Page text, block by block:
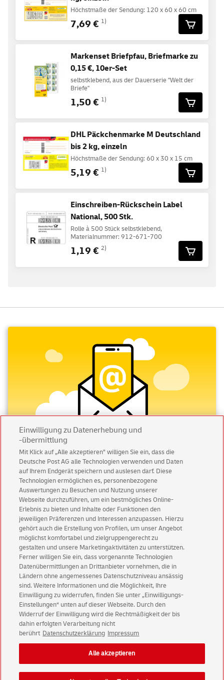
Höchstmaße der Sendung: 120 x 60 x 60 cm
7,69 € 1)
Markenset Briefpfau, Briefmarke zu
0,15 €, 10er-Set
selbstklebend, aus der Dauerserie "Welt der
Briefe"
1,50 € 1)
DHL Päckchenmarke M Deutschland
bis 2 kg, einzeln
Höchstmaße der Sendung: 60 x 30 x 15 cm
5,19 € 1)
Einschreiben-Rückschein Label
National, 500 Stk.
Rolle à 500 Stück selbstklebend,
Materialnummer: 912-671-700
1,19 € 2)
Abonnieren Sie unseren Newsletter
Immer informiert über exklusive Angebote und
Aktionen - jetzt mit Vorteil
Privatkundensichern sich einen5 € Gutschein
für POSTSCAN!
Geschäftskundenerhalten einen5 € Gutschein
für Briefmarke individuell!
Zur Newsletter-Anmeldung
© Sat Aug 08 01:16:31 CEST 2026 Deutsche Post AG
Impressum
Datenschutz
Einwilligungs-Einstellungen
Rechtliche Hinweise
Barrierefreiheit
Einwilligung zu Datenerhebung und
-übermittlung
Mit Klick auf „Alle akzeptieren” willigen Sie ein, dass die
Deutsche Post AG alle Technologien verwenden und Daten
auf Ihrem Endgerät speichern und auslesen darf. Diese
Technologien ermöglichen es, personenbezogene
Auswertungen zu Besuchen und Nutzung unserer
Webseite durchzuführen, um ein bestmögliches Online-
Erlebnis zu bieten und Inhalte oder Funktionen den
jeweiligen Präferenzen und Interessen anzupassen. Hierzu
gehört auch die Erstellung von Profilen, um unser Angebot
möglichst komfortabel und zielgruppengerecht zu
gestalten und unsere Marketingaktivitäten zu unterstützen.
Ferner willigen Sie ein, dass vorgenannte Technologien
Datenübermittlungen an Drittanbieter vornehmen, die in
Ländern ohne angemessenes Datenschutzniveau ansässig
sind. Weitere Informationen und die Möglichkeit, Ihre
Einwilligung zu widerrufen, finden Sie unter „Einwilligungs-
Einstellungen“ unten auf dieser Webseite. Durch den
Widerruf der Einwilligung wird die Rechtmäßigkeit der bis
dahin erfolgten Verarbeitung nicht
berührt Datenschutzerklärung Impressum
Alle akzeptieren